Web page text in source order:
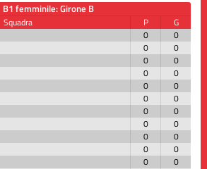
B1 femminile: Girone B
Squadra P
G
0
0
0
0
0
0
0
0
0
0
0
0
0
0
0
0
0
0
0
0
0
0